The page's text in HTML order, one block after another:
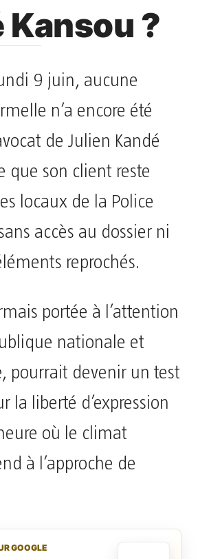
Kansou ?
9 juin, aucune
n’a encore été
de Julien Kandé
que son client reste
locaux de la Police
accès au dossier ni
reprochés.
portée à l’attention
nationale et
pourrait devenir un test
la liberté d’expression
où le climat
à l’approche de
GOOGLE